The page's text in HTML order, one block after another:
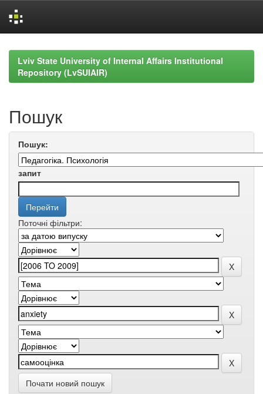
navigationLviv State University of Internal Affairs Institutional
Repository (LvSUIAIR)
Пошук
Пошук:
запит
Поточні фільтри:
Почати новий пошук